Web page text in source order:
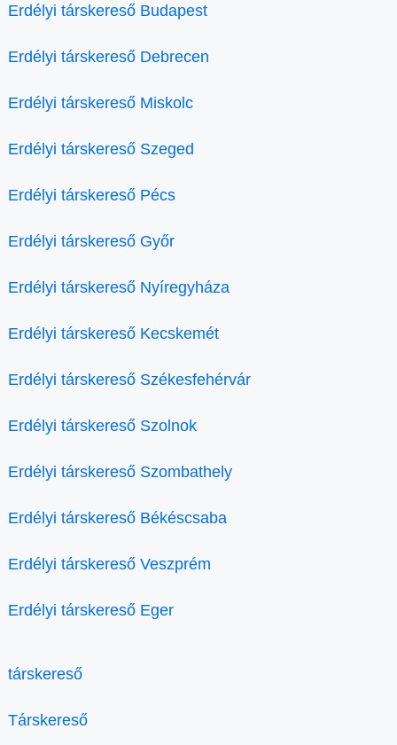
Erdélyi társkereső Budapest
Erdélyi társkereső Debrecen
Erdélyi társkereső Miskolc
Erdélyi társkereső Szeged
Erdélyi társkereső Pécs
Erdélyi társkereső Győr
Erdélyi társkereső Nyíregyháza
Erdélyi társkereső Kecskemét
Erdélyi társkereső Székesfehérvár
Erdélyi társkereső Szolnok
Erdélyi társkereső Szombathely
Erdélyi társkereső Békéscsaba
Erdélyi társkereső Veszprém
Erdélyi társkereső Eger
társkereső
Társkereső